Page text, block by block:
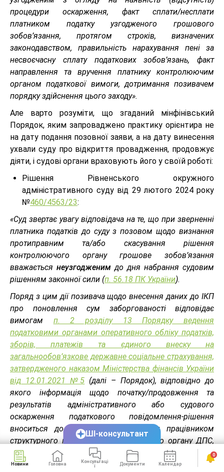
процедури оскарження, факт сплати/несплати
платником податку узгодженого грошового
зобов’язання, протягом строків, визначених
законодавством, правильність нарахування пені за
несвоєчасну сплату податкових зобов’язань, факт
направлення та вручення платнику контролюючим
органом податкової вимоги, дотримання позивачем
порядку здійснення цього заходу».
Але варто розуміти, що згаданий мінфінівський
Порядок, яким запроваджено практику орієнтира не
на дату подання позовної заяви, а на дату винесення
ухвали суду про відкриття провадження, продовжує
діяти, і судові органи враховують його у своїй роботі:
Рішення Рівненського окружного
адміністративного суду від 29 лютого 2024 року
№460/4563/23:
«Суд звертає увагу відповідача на те, що при зверненні
платника податків до суду з позовом щодо визнання
протиправним та/або скасування рішення
контролюючого органу грошове зобов’язання
вважається неузгодженим до дня набрання судовим
рішенням законної сили (п. 56.18 ПК України).
Поряд з цим дії позивача щодо внесення даних до ІКП
про поновлення сум заборгованості відповідає
вимогам п. 2 розділу 13 Порядку ведення
податковими органами оперативного обліку податків,
зборів, платежів та єдиного внеску на
загальнообов’язкове державне соціальне страхування,
затвердженого наказом Міністерства фінансів України
від 12.01.2021 №5 (далі – Порядок), відповідно до
якого інформація щодо початку/продовження та
результатів адміністративного або судового
оскарження податкового повідомлення-рішення
вноситься до інформаційної системи працівником
структурного підрозділу територіального органу ДПС,
яким податкове повідомлення-рішення було
сформовано,на підставі документів , зазначених у
Новини Головна
Консультаці
ї
Документи Календар Сервіси
0
ШІ-консультант